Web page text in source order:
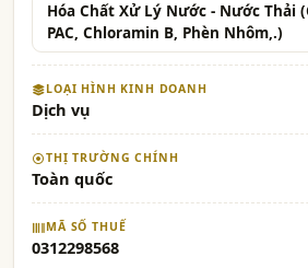
Hóa Chất Xử Lý Nước - Nước Thải
PAC, Chloramin B, Phèn Nhôm,.)
LOẠI HÌNH KINH DOANH
Dịch vụ
THỊ TRƯỜNG CHÍNH
Toàn quốc
MÃ SỐ THUẾ
0312298568